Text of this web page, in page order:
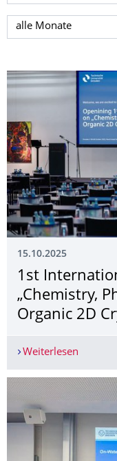
Monat auswählen
15.10.2025
1st
„Chemistry,
Organic 2D
Weiterlesen